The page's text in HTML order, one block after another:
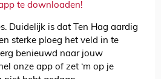
te downloaden!
Duidelijk is dat Ten Hag aardig
sterke ploeg het veld in te
benieuwd naar jouw
onze app of zet ‘m op je